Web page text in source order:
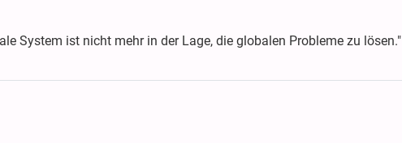
System ist nicht mehr in der Lage, die globalen Probleme zu lösen."